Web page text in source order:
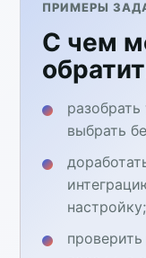
ПРИМЕРЫ
С чем
выбрать
настройку;